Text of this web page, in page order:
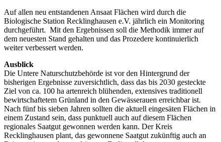
Auf allen neu entstandenen Ansaat Flächen wird durch die
Biologische Station Recklinghausen e.V. jährlich ein Monitoring
durchgeführt. Mit den Ergebnissen soll die Methodik immer auf
dem neuesten Stand gehalten und das Prozedere kontinuierlich
weiter verbessert werden.
Ausblick
Die Untere Naturschutzbehörde ist vor den Hintergrund der
bisherigen Ergebnisse zuversichtlich, dass das bis 2030 gesteckte
Ziel von ca. 100 ha artenreich blühenden, extensives traditionell
bewirtschaftetem Grünland in den Gewässerauen erreichbar ist.
Nach fünf bis sieben Jahren sollten die aktuell eingesäten Flächen in
einem Zustand sein, dass punktuell auch auf diesem Flächen
regionales Saatgut gewonnen werden kann. Der Kreis
Recklinghausen plant, das gewonnene Saatgut zukünftig auch an